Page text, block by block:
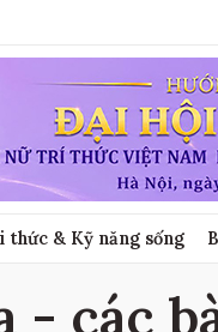
thức & Kỹ năng sống
- các